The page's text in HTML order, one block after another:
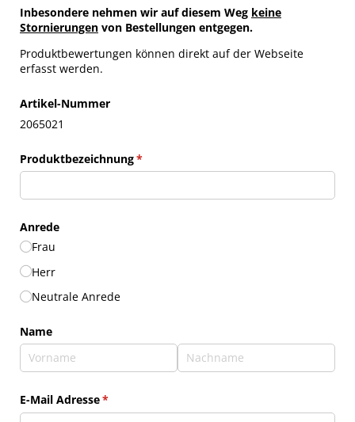
Inbesondere nehmen wir auf diesem Weg keine
Stornierungen von Bestellungen entgegen.
Produktbewertungen können direkt auf der Webseite
erfasst werden.
Artikel-Nummer
2065021
Produktbezeichnung*
(erforderlich)
Anrede
Frau
Herr
Neutrale Anrede
Name
E-Mail Adresse*
(erforderlich)